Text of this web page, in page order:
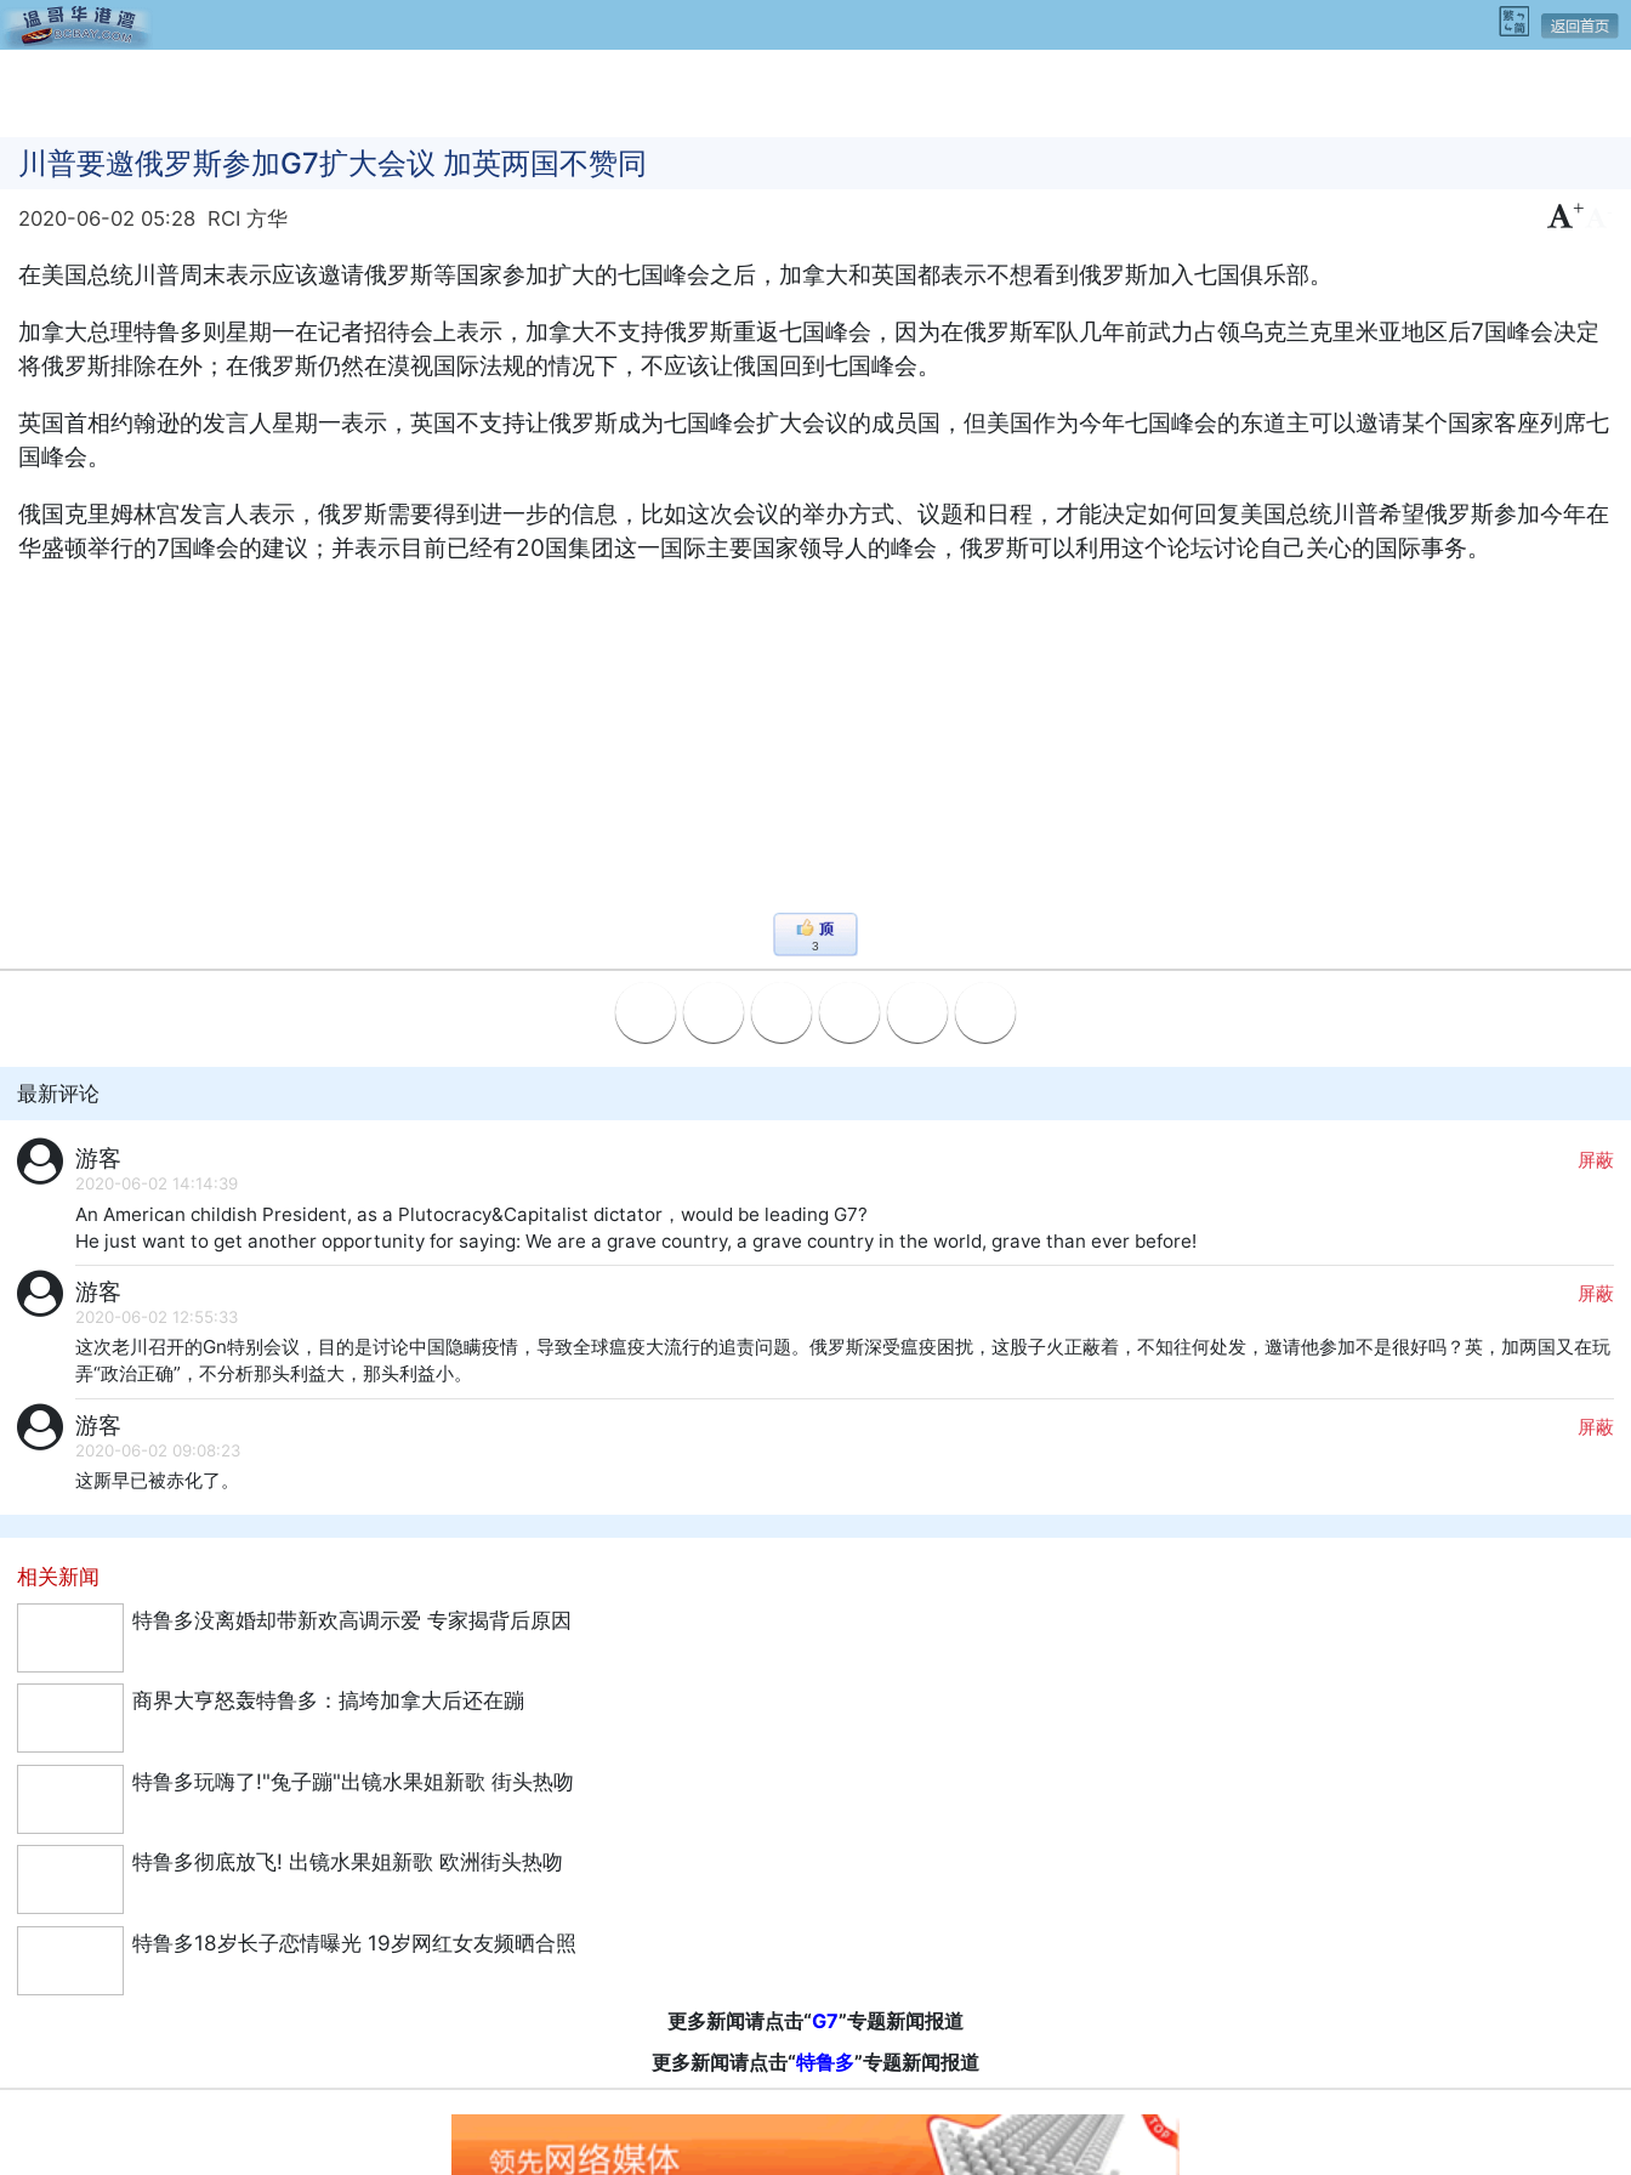
川普要邀俄罗斯参加G7扩大会议 加英两国不赞同
2020-06-02 05:28 RCI 方华 +
在美国总统川普周末表示应该邀请俄罗斯等国家参加扩大的七国峰会之后，加拿大和英国都表示不想看到俄罗斯加入七国俱乐部。
加拿大总理特鲁多则星期一在记者招待会上表示，加拿大不支持俄罗斯重返七国峰会，因为在俄罗斯军队几年前武力占领乌克兰克里米亚地区后7国峰会决定
将俄罗斯排除在外；在俄罗斯仍然在漠视国际法规的情况下，不应该让俄国回到七国峰会。
英国首相约翰逊的发言人星期一表示，英国不支持让俄罗斯成为七国峰会扩大会议的成员国，但美国作为今年七国峰会的东道主可以邀请某个国家客座列席七
国峰会。
俄国克里姆林宫发言人表示，俄罗斯需要得到进一步的信息，比如这次会议的举办方式、议题和日程，才能决定如何回复美国总统川普希望俄罗斯参加今年在
华盛顿举行的7国峰会的建议；并表示目前已经有20国集团这一国际主要国家领导人的峰会，俄罗斯可以利用这个论坛讨论自己关心的国际事务。
3
最新评论
游客 屏蔽
2020-06-02 14:14:39
An American childish President, as a Plutocracy&Capitalist dictator，would be leading G7?
He just want to get another opportunity for saying: We are a grave country, a grave country in the world, grave than ever before!
游客 屏蔽
2020-06-02 12:55:33
这次老川召开的Gn特别会议，目的是讨论中国隐瞒疫情，导致全球瘟疫大流行的追责问题。俄罗斯深受瘟疫困扰，这股子火正蔽着，不知往何处发，邀请他参加不是很好吗？英，加两国又在玩
弄“政治正确”，不分析那头利益大，那头利益小。
游客 屏蔽
2020-06-02 09:08:23
这厮早已被赤化了。
相关新闻
特鲁多没离婚却带新欢高调示爱 专家揭背后原因
商界大亨怒轰特鲁多：搞垮加拿大后还在蹦
特鲁多玩嗨了!"兔子蹦"出镜水果姐新歌 街头热吻
特鲁多彻底放飞! 出镜水果姐新歌 欧洲街头热吻
特鲁多18岁长子恋情曝光 19岁网红女友频晒合照
更多新闻请点击“G7”专题新闻报道
更多新闻请点击“特鲁多”专题新闻报道